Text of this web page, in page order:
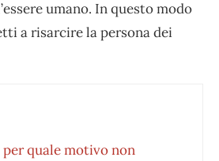
umano. In questo modo
a risarcire la persona dei
per quale motivo non